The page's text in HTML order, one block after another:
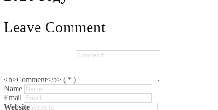
Leave Comment
<b>Comment</b> ( * )
Name
Email
Website